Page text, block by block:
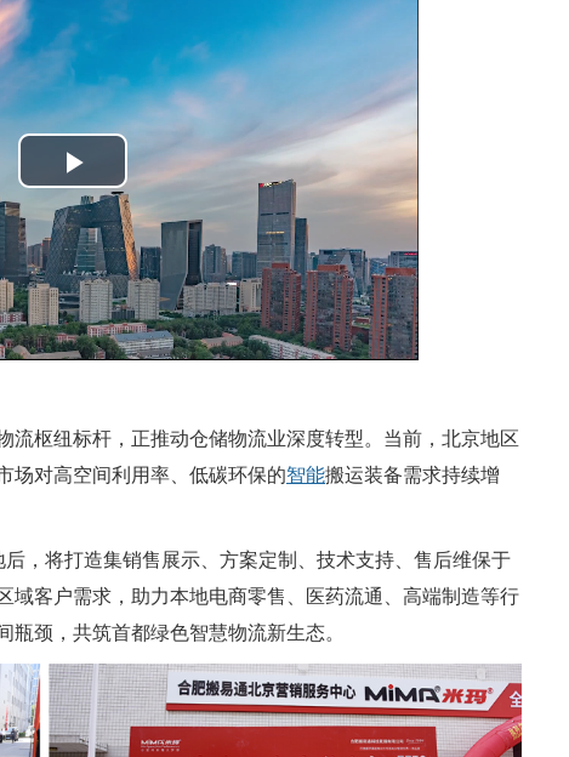
Play
Video
流枢纽标杆，正推动仓储物流业深度转型。当前，北京地区
场对高空间利用率、低碳环保的智能搬运装备需求持续增
，将打造集销售展示、方案定制、技术支持、售后维保于
域客户需求，助力本地电商零售、医药流通、高端制造等行
颈，共筑首都绿色智慧物流新生态。